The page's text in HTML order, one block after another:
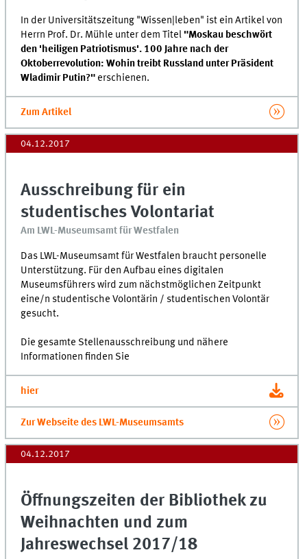
In der Universitätszeitung "Wissen|leben" ist ein Artikel von
Herrn Prof. Dr. Mühle unter dem Titel "Moskau beschwört
den 'heiligen Patriotismus'. 100 Jahre nach der
Oktoberrevolution: Wohin treibt Russland unter Präsident
Wladimir Putin?" erschienen.
Zum Artikel
04.12.2017
Ausschreibung für ein
studentisches Volontariat
Am LWL-Museumsamt für Westfalen
Das LWL-Museumsamt für Westfalen braucht personelle
Unterstützung. Für den Aufbau eines digitalen
Museumsführers wird zum nächstmöglichen Zeitpunkt
eine/n studentische Volontärin / studentischen Volontär
gesucht.
Die gesamte Stellenausschreibung und nähere
Informationen finden Sie
hier
Zur Webseite des LWL-Museumsamts
04.12.2017
Öffnungszeiten der Bibliothek zu
Weihnachten und zum
Jahreswechsel 2017/18